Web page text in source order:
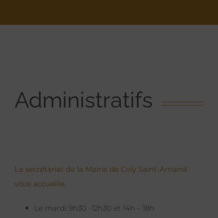
Administratifs
Le secrétariat de la Mairie de Coly Saint-Amand
vous accueille.
Le mardi 9h30 -12h30 et 14h – 18h